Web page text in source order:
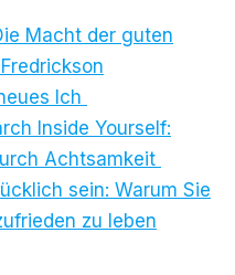
Macht der guten
Ich
Inside Yourself:
Achtsamkeit
sein: Warum Sie
zu leben